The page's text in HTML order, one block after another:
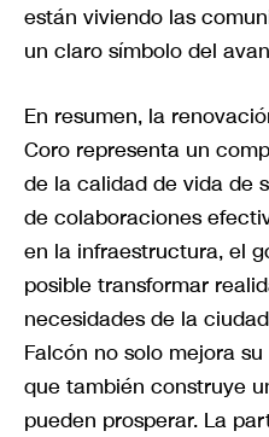
están viviendo las
un claro símbolo del
En resumen, la
Coro representa un
de la calidad de vida de
de colaboraciones
en la infraestructura, el
posible transformar
necesidades de la
Falcón no solo mejora
que también construye
pueden prosperar. La